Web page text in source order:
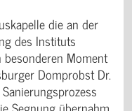
sowie die
entdecken. Eine
Einblick in deren